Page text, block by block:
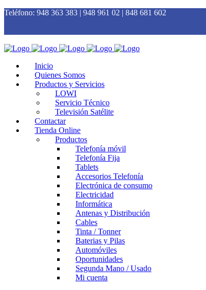
Teléfono: 948 363 383 | 948 961 02 | 848 681 602
Inicio
Quienes Somos
Productos y Servicios
LOWI
Servicio Técnico
Televisión Satélite
Contactar
Tienda Online
Productos
Telefonía móvil
Telefonía Fija
Tablets
Accesorios Telefonía
Electrónica de consumo
Electricidad
Informática
Antenas y Distribución
Cables
Tinta / Tonner
Baterias y Pilas
Automóviles
Oportunidades
Segunda Mano / Usado
Mi cuenta